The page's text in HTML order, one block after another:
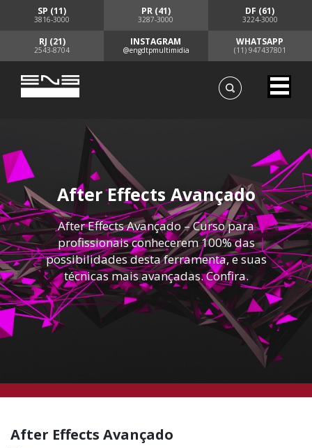
SP (11)
3816-3000
PR (41)
3287-3000
DF (61)
3224-3000
RJ (21)
2543-8704
INSTAGRAM
@engdtpmultimidia
WHATSAPP
(11) 947437801
After Effects Avançado
After Effects Avançado – Curso para
profissionais conhecerem 100% das
possibilidades desta ferramenta, e suas
técnicas mais avançadas. Confira.
After Effects Avançado